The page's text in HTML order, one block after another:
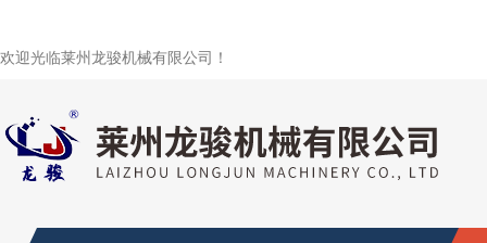
欢迎光临莱州龙骏机械有限公司！